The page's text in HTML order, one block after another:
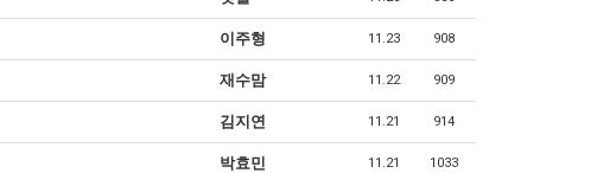
이주형 11.23 908
재수맘 11.22 909
김지연 11.21 914
박효민 11.21 1033